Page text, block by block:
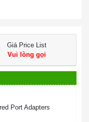
Giá Price List
Vui lòng gọi
Port Adapters